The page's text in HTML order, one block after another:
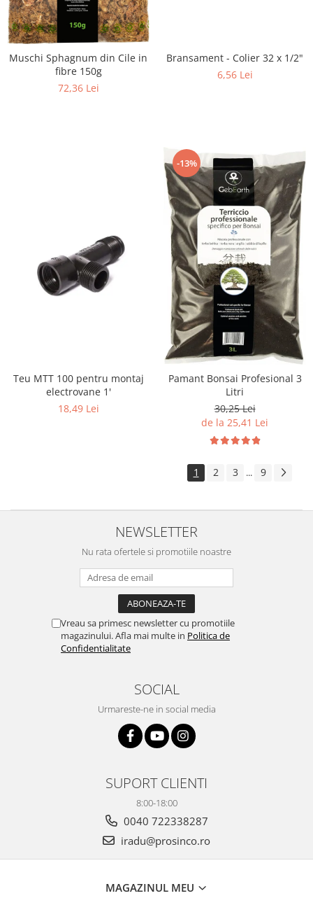
Muschi Sphagnum din Cile in
fibre 150g
72,36 Lei
Bransament - Colier 32 x 1/2"
6,56 Lei
Teu MTT 100 pentru montaj
electrovane 1'
18,49 Lei
-13%
Pamant Bonsai Profesional 3
Litri
30,25 Lei
de la 25,41 Lei
1 2 3 ... 9
NEWSLETTER
Nu rata ofertele si promotiile noastre
Vreau sa primesc newsletter cu promotiile
magazinului. Afla mai multe in Politica de
Confidentialitate
SOCIAL
Urmareste-ne in social media
SUPORT CLIENTI
8:00-18:00
0040 722338287
iradu@prosinco.ro
MAGAZINUL MEU